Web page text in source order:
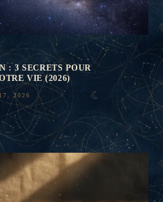
: 3 SECRETS POUR
VIE (2026)
2026